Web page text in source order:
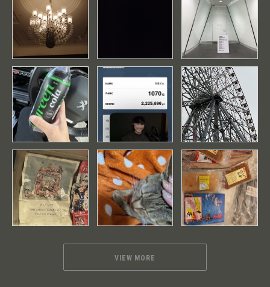
VIEW MORE